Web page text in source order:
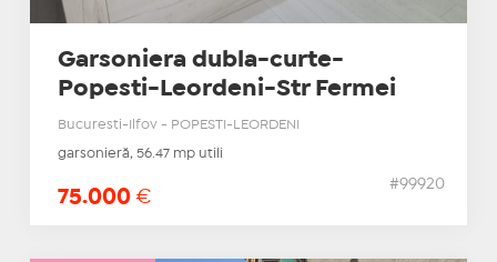
Garsoniera dubla-curte-
Popesti-Leordeni-Str Fermei
Bucuresti-Ilfov - POPESTI-LEORDENI
garsonieră, 56.47 mp utili
75.000 €
#99920